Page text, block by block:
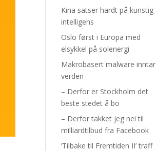
Kina satser hardt på kunstig
intelligens
Oslo først i Europa med
elsykkel på solenergi
Makrobasert malware inntar
verden
– Derfor er Stockholm det
beste stedet å bo
– Derfor takket jeg nei til
milliardtilbud fra Facebook
’Tilbake til Fremtiden II’ traff